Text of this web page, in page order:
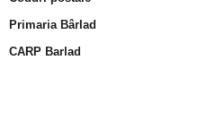
Primaria Bârlad
CARP Barlad